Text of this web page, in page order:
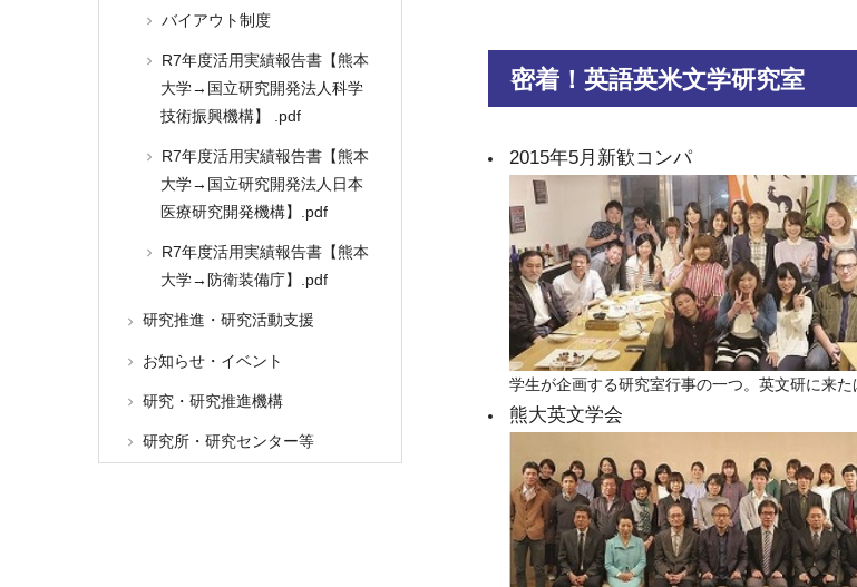
密着！英語英米文学研究室
2015年5月新歓コンパ
学生が企画する研究室行事の一つ。英文研に来
熊大英文学会
バイアウト制度
R7年度活用実績報告書【熊本
大学→国立研究開発法人科学
技術振興機構】 .pdf
R7年度活用実績報告書【熊本
大学→国立研究開発法人日本
医療研究開発機構】.pdf
R7年度活用実績報告書【熊本
大学→防衛装備庁】.pdf
研究推進・研究活動支援
お知らせ・イベント
研究・研究推進機構
研究所・研究センター等